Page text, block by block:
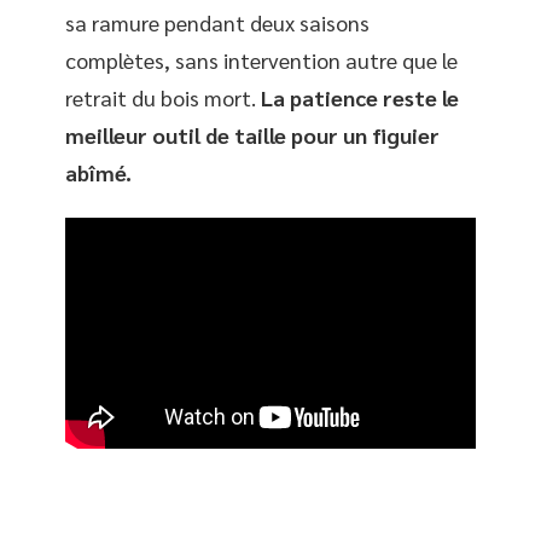
sa ramure pendant deux saisons
complètes, sans intervention autre que le
retrait du bois mort. La patience reste le
meilleur outil de taille pour un figuier
abîmé.